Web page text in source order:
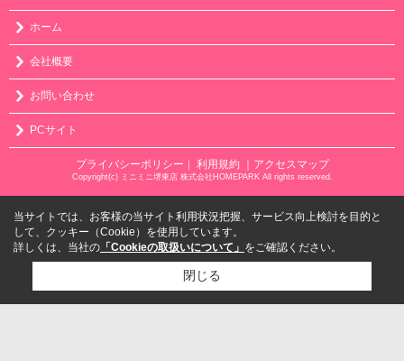
ホーム
会社概要
お問い合わせ
PCサイト
プライバシーポリシー ｜ 利用規約 ｜アクセスマップ
Copyright(c) ミニミニ堺東店 株式会社HOMEPARK All rights reserved.
当サイトでは、お客様の当サイト利用状況把握、サービス向上検討を目的と
して、クッキー（Cookie）を使用しています。
詳しくは、当社の 「Cookieの取扱いについて」 をご確認ください。
閉じる